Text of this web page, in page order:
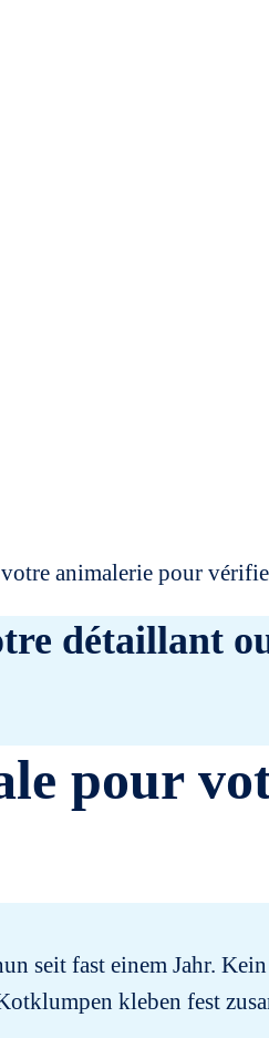
animalerie pour
détaillant
pour
seit fast einem Jahr.
kleben fest